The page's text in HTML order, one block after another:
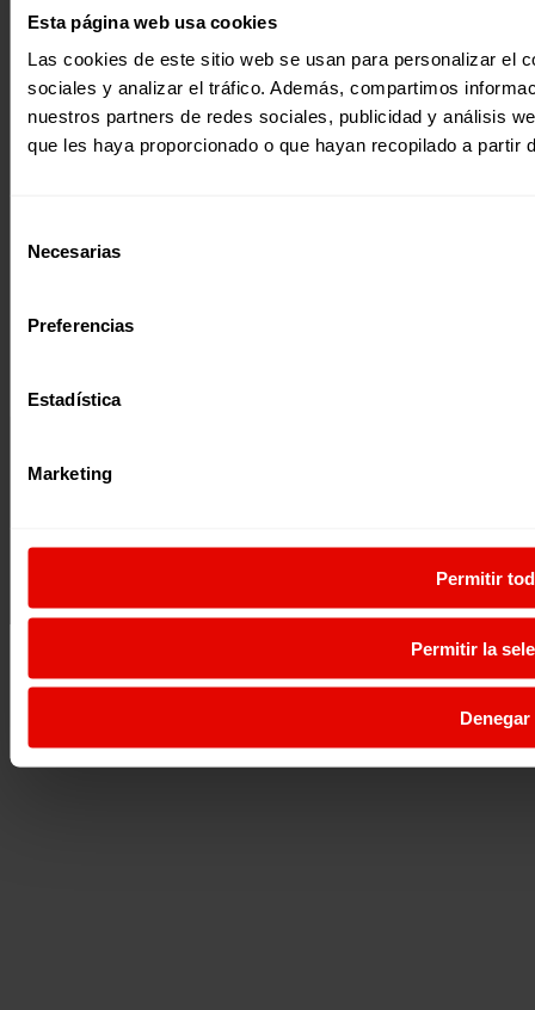
Esta página web usa cookies
Las cookies de este sitio web se usan para personalizar el
sociales y analizar el tráfico. Además, compartimos
nuestros partners de redes sociales, publicidad y análisis
que les haya proporcionado o que hayan recopilado a
Necesarias
Preferencias
Estadística
Marketing
Permitir
Permitir la
Denegar
Suscribirme
Página web financiada por el Plan de Recuperación, Transformación y
Resiliencia de España «Next Generation EU»